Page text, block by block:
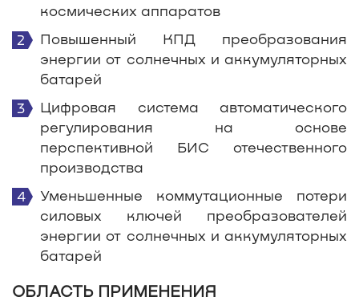
космических аппаратов
Повышенный КПД преобразования
энергии от солнечных и аккумуляторных
батарей
Цифровая система автоматического
регулирования на основе
перспективной БИС отечественного
производства
Уменьшенные коммутационные потери
силовых ключей преобразователей
энергии от солнечных и аккумуляторных
батарей
ОБЛАСТЬ ПРИМЕНЕНИЯ